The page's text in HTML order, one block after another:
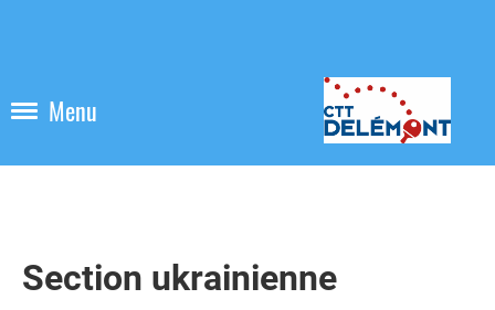
Menu
Section ukrainienne